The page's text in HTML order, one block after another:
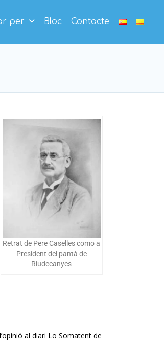
per Bloc Contacte
Retrat de Pere Caselles como a
President del pantà de
Riudecanyes
al diari Lo Somatent de